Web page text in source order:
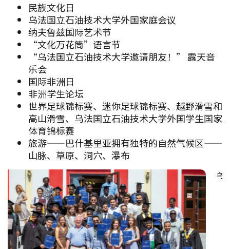
民族文化日
乌法国立石油技术大学外国家庭会议
纳夫鲁兹国际艺术节
“文化万花筒”语言节
“乌法国立石油技术大学邀请朋友！” 露天音
乐会
国际非洲日
非洲学生论坛
世界足球锦标赛、迷你足球锦标赛、越野滑雪和
高山滑雪、乌法国立石油技术大学外国学生国家
体育锦标赛
旅游——巴什基里亚拥有独特的自然气候区——
山脉、草原、洞穴、瀑布
乌法国立石油技术大学国际冬季运动会
前一个
17.12.2021
专栏
入学 324 留学74 科学12 HED_people27